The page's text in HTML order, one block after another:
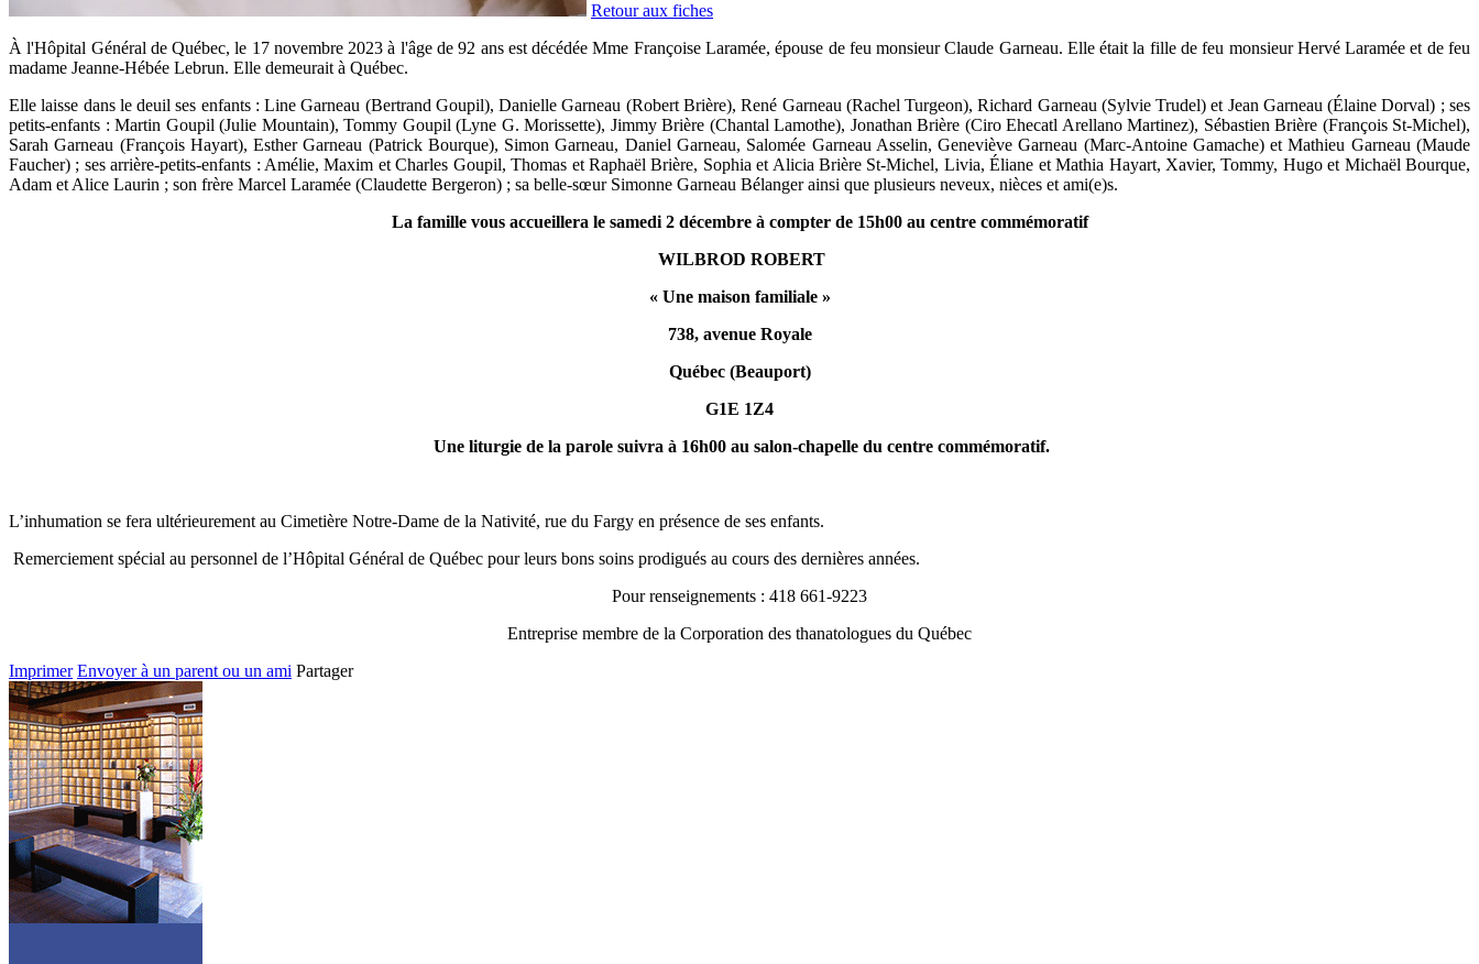
Retour aux fiches
À l'Hôpital Général de Québec, le 17 novembre 2023 à l'âge de 92 ans est décédée Mme Françoise Laramée, épouse de feu monsieur Claude Garneau. Elle était la fille de feu monsieur Hervé Laramée et de feu
madame Jeanne-Hébée Lebrun. Elle demeurait à Québec.
Elle laisse dans le deuil ses enfants : Line Garneau (Bertrand Goupil), Danielle Garneau (Robert Brière), René Garneau (Rachel Turgeon), Richard Garneau (Sylvie Trudel) et Jean Garneau (Élaine Dorval) ; ses
petits-enfants : Martin Goupil (Julie Mountain), Tommy Goupil (Lyne G. Morissette), Jimmy Brière (Chantal Lamothe), Jonathan Brière (Ciro Ehecatl Arellano Martinez), Sébastien Brière (François St-Michel),
Sarah Garneau (François Hayart), Esther Garneau (Patrick Bourque), Simon Garneau, Daniel Garneau, Salomée Garneau Asselin, Geneviève Garneau (Marc-Antoine Gamache) et Mathieu Garneau (Maude
Faucher) ; ses arrière-petits-enfants : Amélie, Maxim et Charles Goupil, Thomas et Raphaël Brière, Sophia et Alicia Brière St-Michel, Livia, Éliane et Mathia Hayart, Xavier, Tommy, Hugo et Michaël Bourque,
Adam et Alice Laurin ; son frère Marcel Laramée (Claudette Bergeron) ; sa belle-sœur Simonne Garneau Bélanger ainsi que plusieurs neveux, nièces et ami(e)s.
La famille vous accueillera le samedi 2 décembre à compter de 15h00 au centre commémoratif
WILBROD ROBERT
« Une maison familiale »
738, avenue Royale
Québec (Beauport)
G1E 1Z4
Une liturgie de la parole suivra à 16h00 au salon-chapelle du centre commémoratif.
L’inhumation se fera ultérieurement au Cimetière Notre-Dame de la Nativité, rue du Fargy en présence de ses enfants.
Remerciement spécial au personnel de l’Hôpital Général de Québec pour leurs bons soins prodigués au cours des dernières années.
Pour renseignements : 418 661-9223
Entreprise membre de la Corporation des thanatologues du Québec
Imprimer Envoyer à un parent ou un ami Partager